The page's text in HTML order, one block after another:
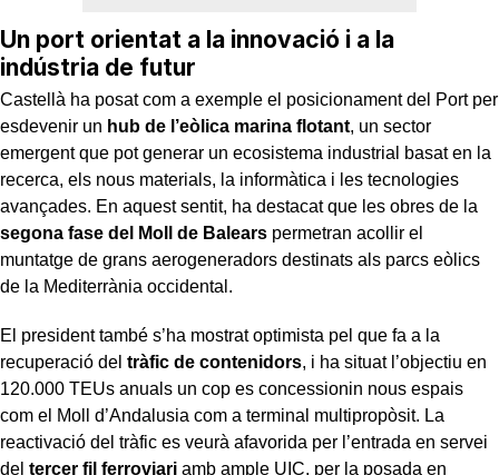
Un port orientat a la innovació i a la
indústria de futur
Castellà ha posat com a exemple el posicionament del Port per
esdevenir un hub de l’eòlica marina flotant, un sector
emergent que pot generar un ecosistema industrial basat en la
recerca, els nous materials, la informàtica i les tecnologies
avançades. En aquest sentit, ha destacat que les obres de la
segona fase del Moll de Balears permetran acollir el
muntatge de grans aerogeneradors destinats als parcs eòlics
de la Mediterrània occidental.
El president també s’ha mostrat optimista pel que fa a la
recuperació del tràfic de contenidors, i ha situat l’objectiu en
120.000 TEUs anuals un cop es concessionin nous espais
com el Moll d’Andalusia com a terminal multipropòsit. La
reactivació del tràfic es veurà afavorida per l’entrada en servei
del tercer fil ferroviari amb ample UIC, per la posada en